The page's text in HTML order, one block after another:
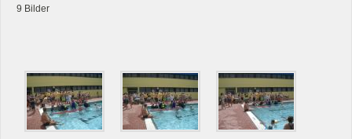
9 Bilder